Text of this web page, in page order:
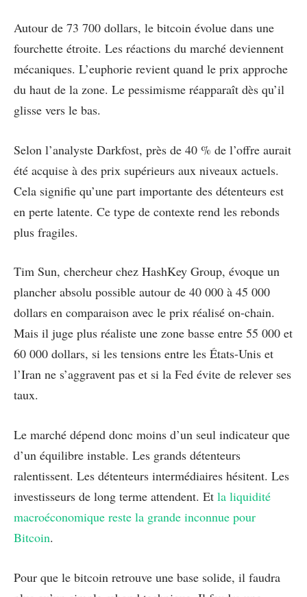
Autour de 73 700 dollars, le bitcoin évolue dans une
fourchette étroite. Les réactions du marché deviennent
mécaniques. L’euphorie revient quand le prix approche
du haut de la zone. Le pessimisme réapparaît dès qu’il
glisse vers le bas.
Selon l’analyste Darkfost, près de 40 % de l’offre aurait
été acquise à des prix supérieurs aux niveaux actuels.
Cela signifie qu’une part importante des détenteurs est
en perte latente. Ce type de contexte rend les rebonds
plus fragiles.
Tim Sun, chercheur chez HashKey Group, évoque un
plancher absolu possible autour de 40 000 à 45 000
dollars en comparaison avec le prix réalisé on-chain.
Mais il juge plus réaliste une zone basse entre 55 000 et
60 000 dollars, si les tensions entre les États-Unis et
l’Iran ne s’aggravent pas et si la Fed évite de relever ses
taux.
Le marché dépend donc moins d’un seul indicateur que
d’un équilibre instable. Les grands détenteurs
ralentissent. Les détenteurs intermédiaires hésitent. Les
investisseurs de long terme attendent. Et la liquidité
macroéconomique reste la grande inconnue pour
Bitcoin.
Pour que le bitcoin retrouve une base solide, il faudra